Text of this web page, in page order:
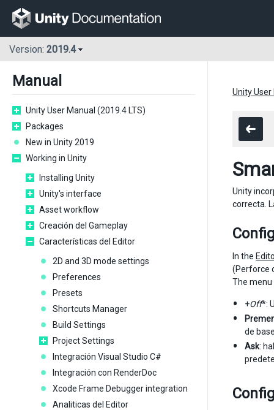
Version: 2019.4
Manual
Unity User Manual (2019.4 LTS)
Packages
New in Unity 2019
Working in Unity
Installing Unity
Unity's interface
Asset workflow
Creación del Gameplay
Características del Editor
2D and 3D mode settings
Preferences
Presets
Shortcuts Manager
Build Settings
Project Settings
Integración Visual Studio C#
Integración con RenderDoc
Xcode Frame Debugger integration
Analiticas del Editor
Unity User
Unity
correcta.
In the
(Perforce
The
+Off*:
de
Ask: